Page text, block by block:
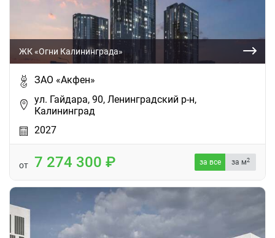
ЖК «Огни Калининграда»
ЗАО «Акфен»
ул. Гайдара, 90, Ленинградский р-н,
Калининград
2027
от 7 274 300 за все за м2